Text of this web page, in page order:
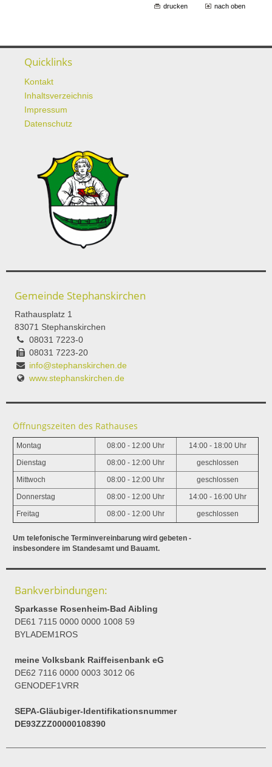
drucken nach oben
Quicklinks
Kontakt
Inhaltsverzeichnis
Impressum
Datenschutz
Gemeinde Stephanskirchen
Rathausplatz 1
83071 Stephanskirchen
08031 7223-0
08031 7223-20
info@stephanskirchen.de
www.stephanskirchen.de
Öffnungszeiten des Rathauses
Montag 08:00 - 12:00 Uhr 14:00 - 18:00 Uhr
Dienstag 08:00 - 12:00 Uhr geschlossen
Mittwoch 08:00 - 12:00 Uhr geschlossen
Donnerstag 08:00 - 12:00 Uhr 14:00 - 16:00 Uhr
Freitag 08:00 - 12:00 Uhr geschlossen
Um telefonische Terminvereinbarung wird gebeten -
insbesondere im Standesamt und Bauamt.
Bankverbindungen:
Sparkasse Rosenheim-Bad Aibling
DE61 7115 0000 0000 1008 59
BYLADEM1ROS
meine Volksbank Raiffeisenbank eG
DE62 7116 0000 0003 3012 06
GENODEF1VRR
SEPA-Gläubiger-Identifikationsnummer
DE93ZZZ00000108390